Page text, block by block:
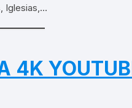
Iglesias,…
4K